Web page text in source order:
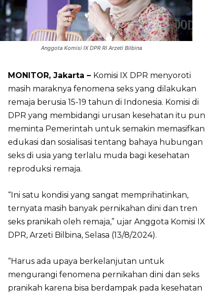
Anggota Komisi IX DPR RI Arzeti Bilbina
MONITOR, Jakarta – Komisi IX DPR menyoroti
masih maraknya fenomena seks yang dilakukan
remaja berusia 15-19 tahun di Indonesia. Komisi di
DPR yang membidangi urusan kesehatan itu pun
meminta Pemerintah untuk semakin memasifkan
edukasi dan sosialisasi tentang bahaya hubungan
seks di usia yang terlalu muda bagi kesehatan
reproduksi remaja.
“Ini satu kondisi yang sangat memprihatinkan,
ternyata masih banyak pernikahan dini dan tren
seks pranikah oleh remaja,” ujar Anggota Komisi IX
DPR, Arzeti Bilbina, Selasa (13/8/2024).
“Harus ada upaya berkelanjutan untuk
mengurangi fenomena pernikahan dini dan seks
pranikah karena bisa berdampak pada kesehatan